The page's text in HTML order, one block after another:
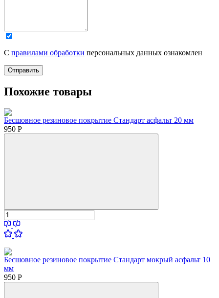
С правилами обработки персональных данных ознакомлен
Отправить
Похожие товары
Бесшовное резиновое покрытие Стандарт асфальт 20 мм
950 Р
Бесшовное резиновое покрытие Стандарт мокрый асфальт 10
мм
950 Р